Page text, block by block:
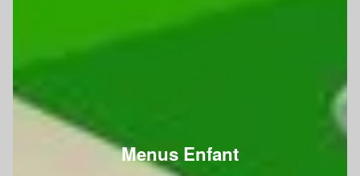
Menus Enfant